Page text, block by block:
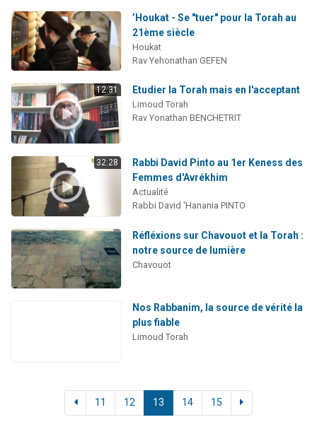
’Houkat - Se "tuer" pour la Torah au
21ème siècle
Houkat
Rav Yehonathan GEFEN
12:31 Etudier la Torah mais en l'acceptant
Limoud Torah
Rav Yonathan BENCHETRIT
32:28
Rabbi David Pinto au 1er Keness des
Femmes d'Avrékhim
Actualité
Rabbi David 'Hanania PINTO
Réfléxions sur Chavouot et la Torah :
notre source de lumière
Chavouot
Nos Rabbanim, la source de vérité la
plus fiable
Limoud Torah
11 12 13 14 15